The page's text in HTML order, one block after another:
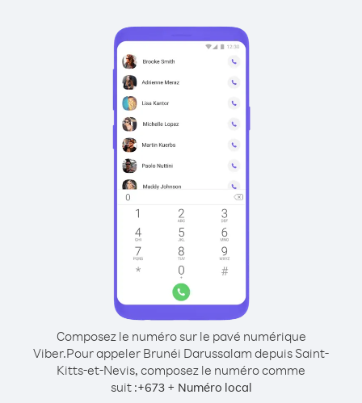
Composez le numéro sur le pavé numérique
Viber.Pour appeler Brunéi Darussalam depuis Saint-
Kitts-et-Nevis, composez le numéro comme
suit :+673+ Numéro local